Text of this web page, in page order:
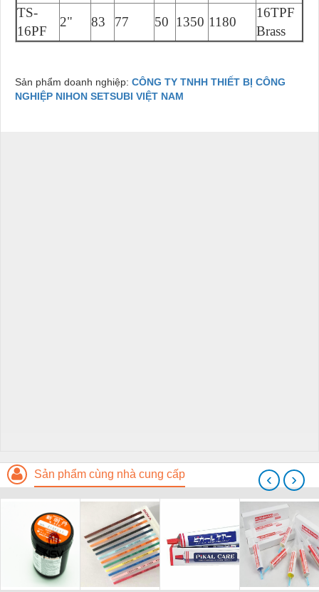
TS-
16PF
2" 83 77 50 1350 1180
16TPF
Brass
Sản phẩm doanh nghiệp: CÔNG TY TNHH THIẾT BỊ CÔNG
NGHIỆP NIHON SETSUBI VIỆT NAM
Sản phẩm cùng nhà cung cấp ‹ ›